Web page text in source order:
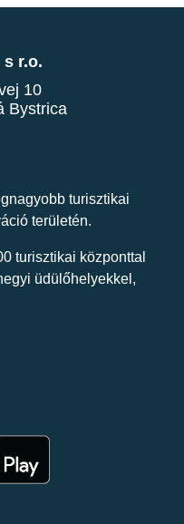
s r.o.
10
Bystrica
turisztikai
területén.
turisztikai központtal
üdülőhelyekkel,